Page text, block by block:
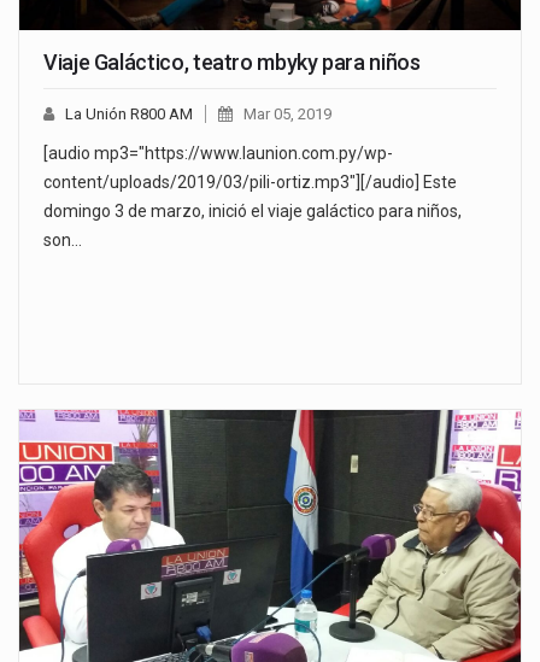
Viaje Galáctico, teatro mbyky para niños
La Unión R800 AM Mar 05, 2019
[audio mp3="https://www.launion.com.py/wp-
content/uploads/2019/03/pili-ortiz.mp3"][/audio] Este
domingo 3 de marzo, inició el viaje galáctico para niños,
son…